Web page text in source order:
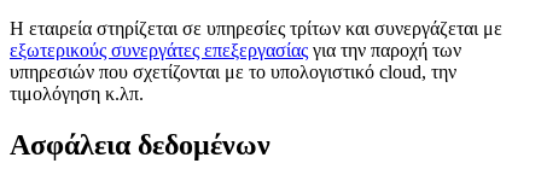
Η εταιρεία στηρίζεται σε υπηρεσίες τρίτων και συνεργάζεται με
εξωτερικούς συνεργάτες επεξεργασίας για την παροχή των
υπηρεσιών που σχετίζονται με το υπολογιστικό cloud, την
τιμολόγηση κ.λπ.
Ασφάλεια δεδομένων